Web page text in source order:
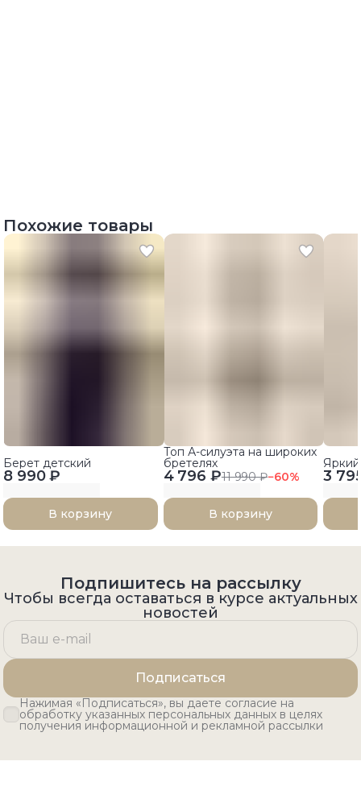
Похожие товары
8 990 ₽
Берет детский
В корзину
4 796 ₽11 990 ₽−60%
Топ А-силуэта на широких
бретелях
В корзину
3
Подпишитесь на рассылку
Чтобы всегда оставаться в курсе актуальных
новостей
Подписаться
Нажимая «Подписаться», вы даете согласие на
обработку указанных персональных данных в целях
получения информационной и рекламной рассылки